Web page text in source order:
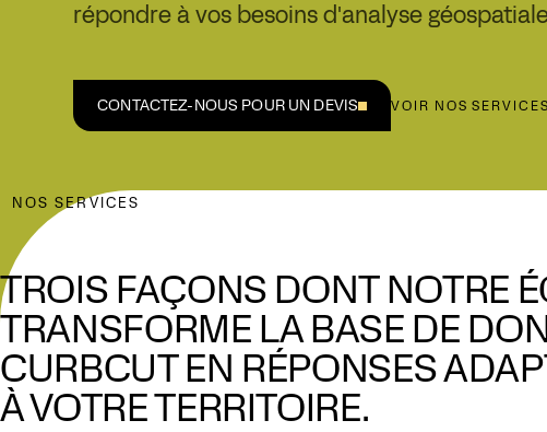
répondre à vos besoins d'analyse
CONTACTEZ-NOUS POUR UN DEVIS VOIR NOS SERVICES
NOS SERVICES
TROIS FAÇONS DONT NOTRE
TRANSFORME LA BASE DE
CURBCUT EN RÉPONSES
À VOTRE TERRITOIRE.